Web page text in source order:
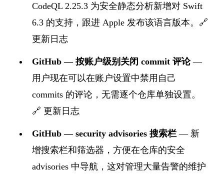
CodeQL 2.25.3 为安全静态分析新增对 Swift
6.3 的支持，跟进 Apple 发布该语言版本。🔗
更新日志
GitHub — 按账户级别关闭 commit 评论—
用户现在可以在账户设置中禁用自己
commits 的评论，无需逐个仓库单独设置。
🔗 更新日志
GitHub — security advisories 搜索栏 — 新
增搜索栏和筛选器，方便在仓库的安全
advisories 中导航，这对管理大量告警的维护